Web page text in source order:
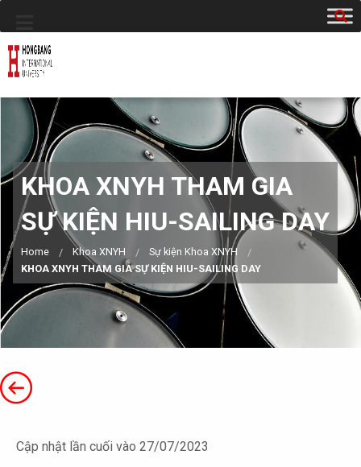
KHOA XNYH THAM GIA
SỰ KIỆN HIU-SAILING DAY
Home Khoa XNYH
Sự kiện Khoa XNYH
KHOA XNYH THAM GIA SỰ KIỆN HIU-SAILING DAY
Cập nhật lần cuối vào 27/07/2023